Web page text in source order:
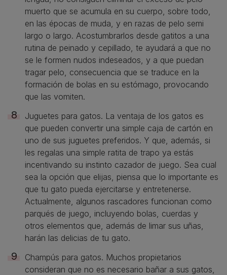
muerto que se acumula en su cuerpo, sobre todo,
en las épocas de muda, y en razas de pelo semi
largo o largo. Acostumbrarlos desde gatitos a una
rutina de peinado y cepillado, te ayudará a que no
se le formen nudos indeseados, y a que puedan
tragar pelo, consecuencia que se traduce en la
formación de bolas en su estómago, provocando
que las vomiten.
Juguetes para gatos. La ventaja de los gatos es
que pueden convertir una simple caja de cartón en
uno de sus juguetes preferidos. Y que, además, si
les regalas una simple ratita de trapo ya estás
incentivando su instinto cazador de juego. Sea cual
sea la opción que elijas, piensa que lo importante es
que tu gato pueda ejercitarse y entretenerse.
Actualmente, algunos rascadores funcionan como
parqués de juego, incluyendo bolas, cuerdas y
otros elementos que, además de limar sus uñas,
harán las delicias de tu gato.
Champús para gatos. Muchos propietarios
consideran que no es necesario bañar a sus gatos,